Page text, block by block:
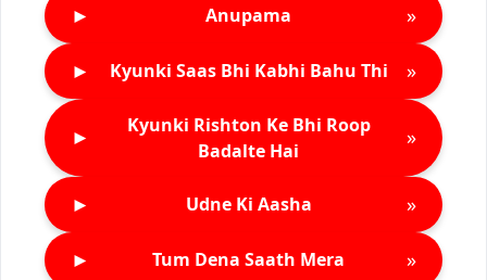
► Anupama »
► Kyunki Saas Bhi Kabhi Bahu Thi »
►
Kyunki Rishton Ke Bhi Roop
Badalte Hai
»
► Udne Ki Aasha »
► Tum Dena Saath Mera »